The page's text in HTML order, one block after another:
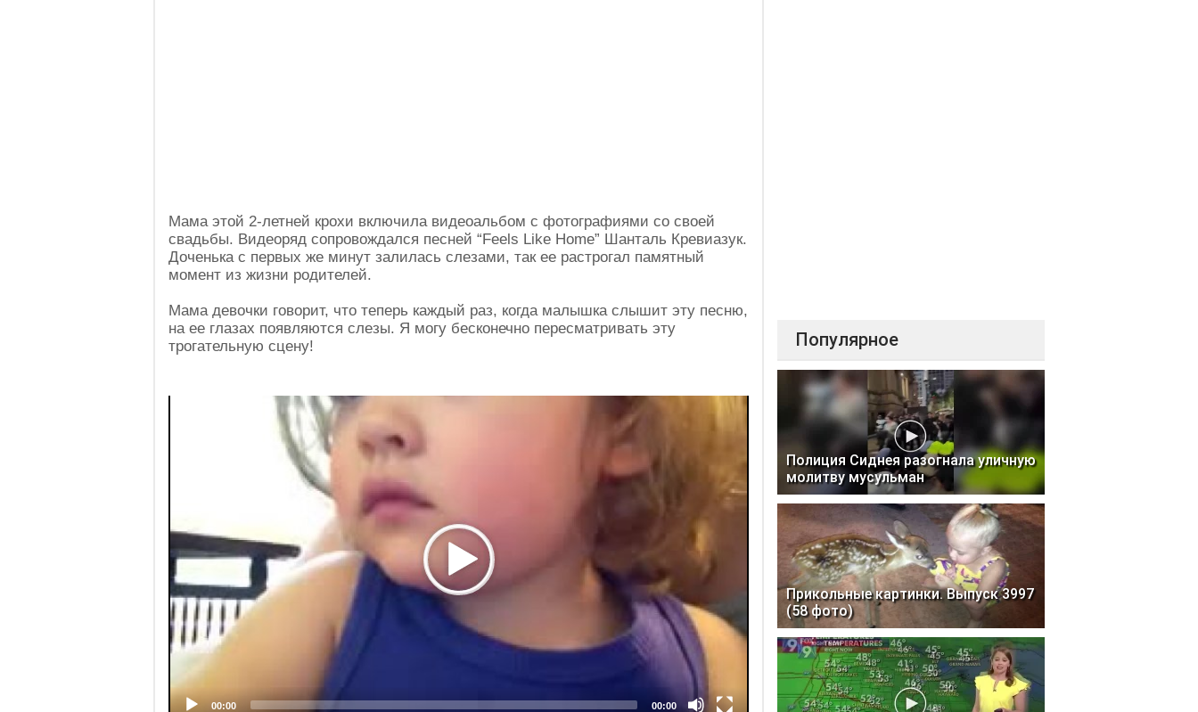
Мама этой 2-летней крохи включила видеоальбом с фотографиями со своей
свадьбы. Видеоряд сопровождался песней “Feels Like Home” Шанталь Кревиазук.
Доченька с первых же минут залилась слезами, так ее растрогал памятный
момент из жизни родителей.
Мама девочки говорит, что теперь каждый раз, когда малышка слышит эту песню,
на ее глазах появляются слезы. Я могу бесконечно пересматривать эту
трогательную сцену!
00:00 00:00
Популярное
Полиция Сиднея разогнала уличную
молитву мусульман
Прикольные картинки. Выпуск 3997
(58 фото)